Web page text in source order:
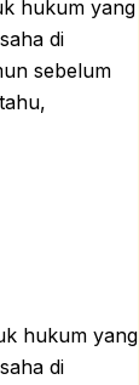
hukum yang
di
sebelum
hukum yang
di